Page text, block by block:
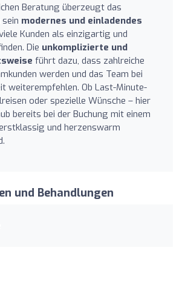
Beratung überzeugt das
modernes und einladendes
Kunden als einzigartig und
Die unkomplizierte und
führt dazu, dass zahlreiche
werden und das Team bei
weiterempfehlen. Ob Last-Minute-
oder spezielle Wünsche – hier
bereits bei der Buchung mit einem
und herzenswarm
und Behandlungen